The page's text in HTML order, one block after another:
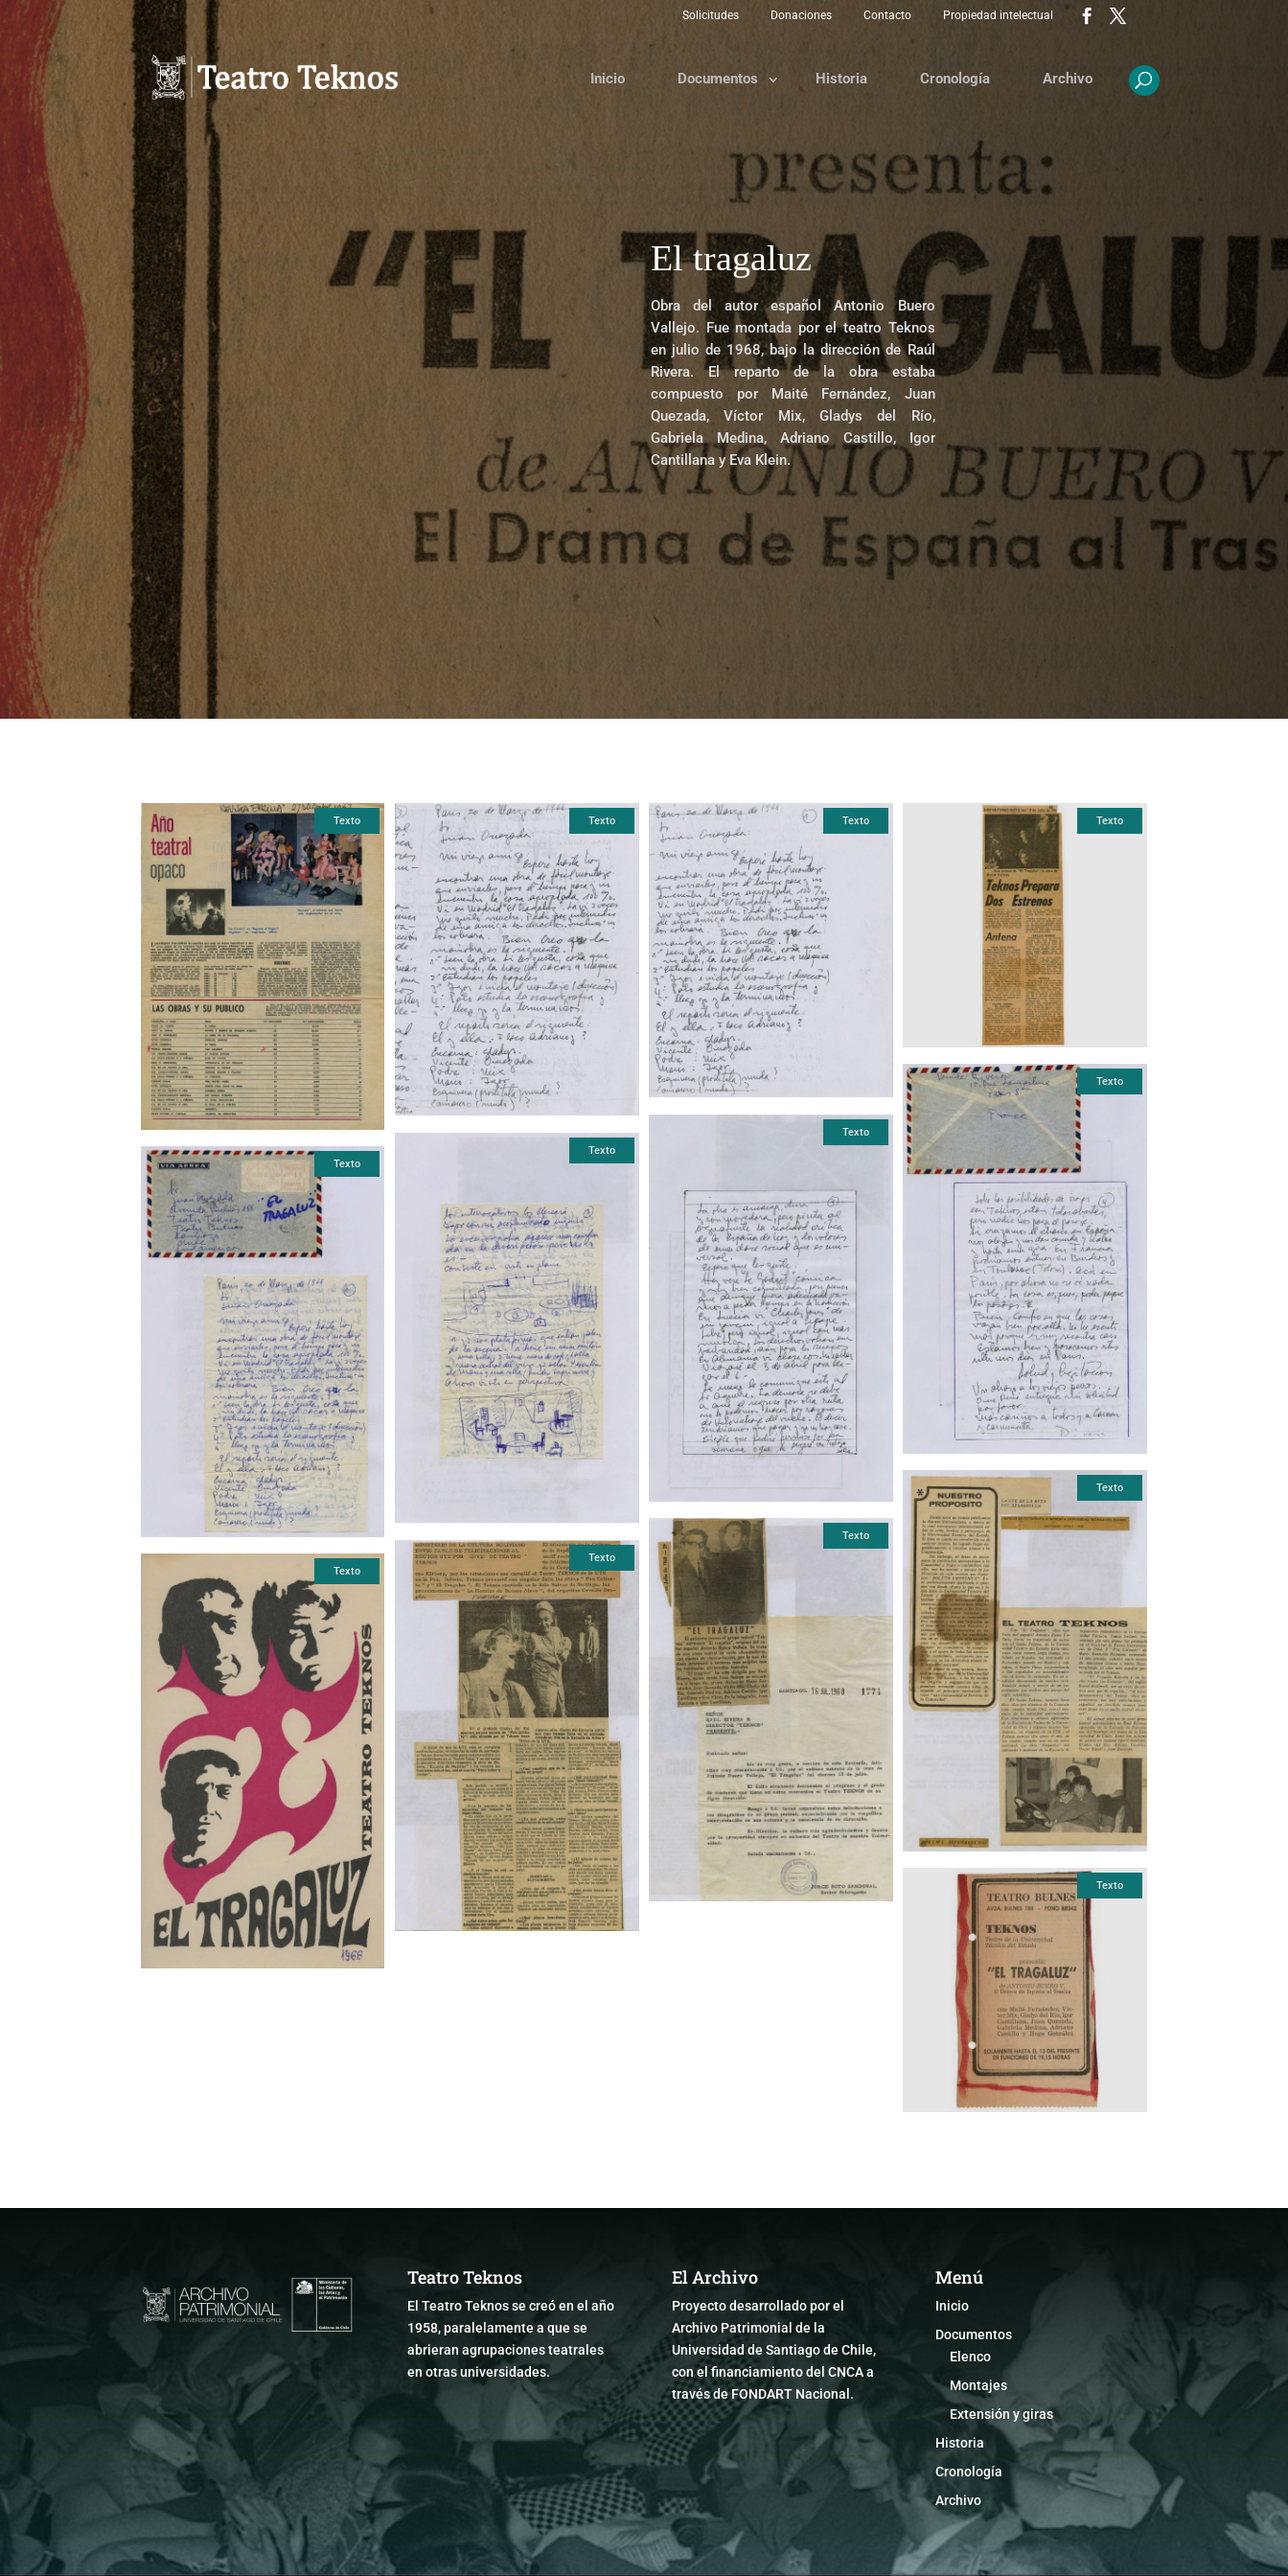
Solicitudes Donaciones Contacto Propiedad intelectual
Inicio Documentos Historia Cronología Archivo
El tragaluz
Obra del autor español Antonio Buero
Vallejo. Fue montada por el teatro Teknos
en julio de 1968, bajo la dirección de Raúl
Rivera. El reparto de la obra estaba
compuesto por Maité Fernández, Juan
Quezada, Víctor Mix, Gladys del Río,
Gabriela Medina, Adriano Castillo, Igor
Cantillana y Eva Klein.
Texto Texto Texto Texto
Texto
Texto
Texto
Texto
Texto
Texto
Texto
Texto
Texto
Teatro Teknos
El Teatro Teknos se creó en el año
1958, paralelamente a que se
abrieran agrupaciones teatrales
en otras universidades.
El Archivo
Proyecto desarrollado por el
Archivo Patrimonial de la
Universidad de Santiago de Chile,
con el financiamiento del CNCA a
través de FONDART Nacional.
Menú
Inicio
Documentos
Elenco
Montajes
Extensión y giras
Historia
Cronología
Archivo